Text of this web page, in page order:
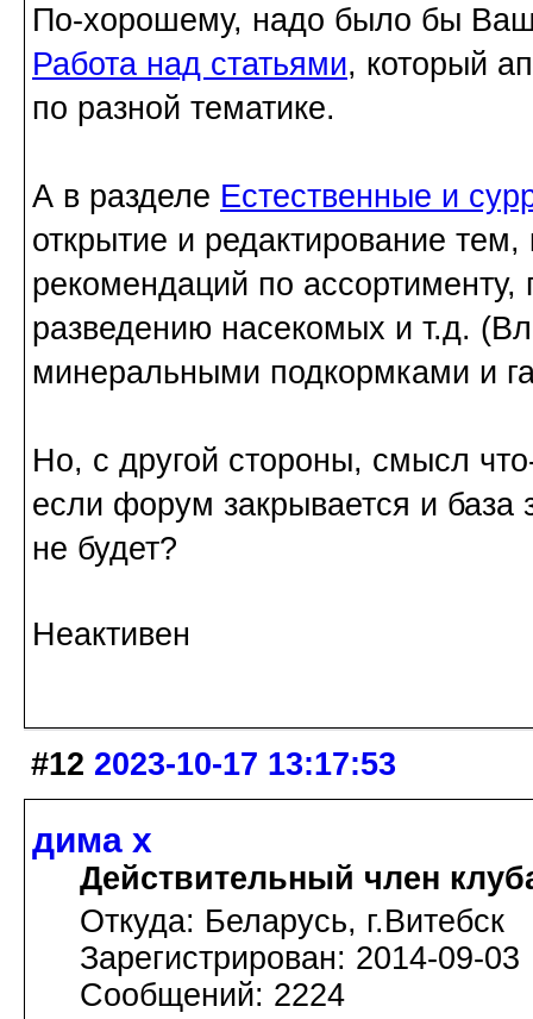
По-хорошему, надо было бы
Работа над статьями, который
по разной тематике.
А в разделе Естественные и
открытие и редактирование
рекомендаций по
разведению насекомых и т.д.
минеральными подкормками и
Но, с другой стороны, смысл
если форум закрывается и база
не будет?
Неактивен
#12 2023-10-17 13:17:53
дима х
Действительный член
Откуда: Беларусь, г.Витебск
Зарегистрирован: 2014-09-03
Сообщений: 2224